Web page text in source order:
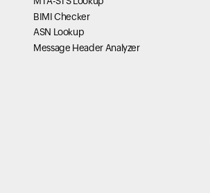
BIMI Checker
ASN Lookup
Message Header Analyzer